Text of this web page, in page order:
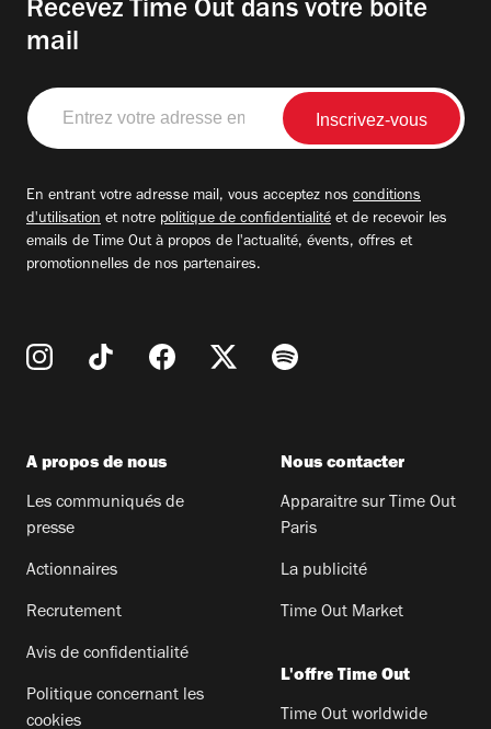
Recevez Time Out dans votre boite
mail
Entrez
votre
adresse
En entrant votre adresse mail, vous acceptez nos conditions
d'utilisation et notre politique de confidentialité et de recevoir les
emails de Time Out à propos de l'actualité, évents, offres et
promotionnelles de nos partenaires.
A propos de nous
Les communiqués de
presse
Actionnaires
Recrutement
Avis de confidentialité
Politique concernant les
cookies
Nous contacter
Apparaitre sur Time Out
Paris
La publicité
Time Out Market
L'offre Time Out
Time Out worldwide